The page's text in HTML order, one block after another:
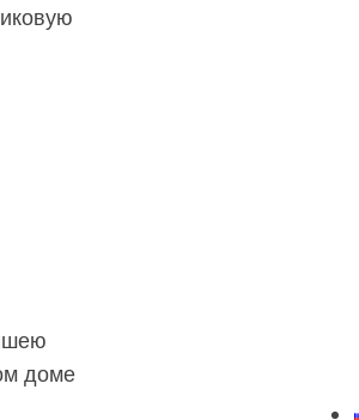
доме